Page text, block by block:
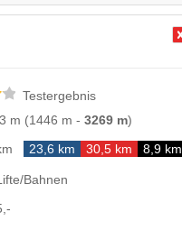
Testergebnis
m (1446 m - 3269 m)
23,6 km 30,5 km 8,9 km
Bahnen